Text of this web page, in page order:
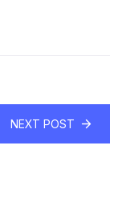
NEXT POST